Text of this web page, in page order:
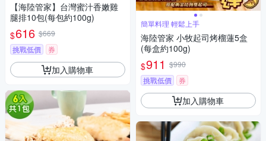
【海陸管家】台灣蜜汁香嫩雞
腿排10包(每包約100g)
$616 $669
挑戰低價
券
加入購物車
簡單料理 輕鬆上手
海陸管家 小牧起司烤榴蓮5盒
(每盒約100g)
$911 $990
挑戰低價
券
加入購物車